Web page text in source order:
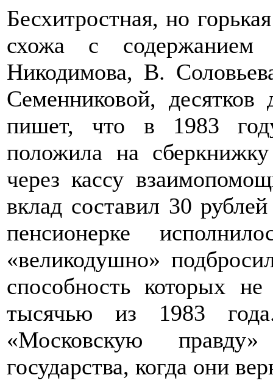
Бесхитростная, но
схожа с
Никодимова, В.
Семенниковой,
пишет, что в 1983
положила на
через кассу
вклад составил 30
пенсионерке
«великодушно»
способность которых
тысячью из 1983
«Московскую правду»
государства, когда они